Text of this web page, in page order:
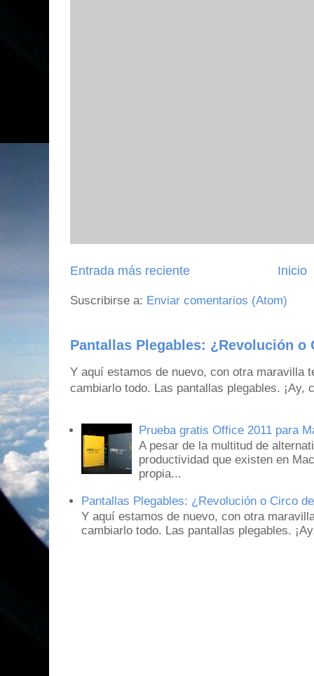
Entrada más reciente Inicio
Suscribirse a: Enviar comentarios (Atom)
Pantallas Plegables: ¿Revolución o
Y aquí estamos de nuevo, con otra maravilla
cambiarlo todo. Las pantallas plegables. ¡Ay,
Prueba gratis Office 2011 para
A pesar de la multitud de
productividad que existen en
propia...
Pantallas Plegables: ¿Revolución o Circo
Y aquí estamos de nuevo, con otra
cambiarlo todo. Las pantallas plegables.